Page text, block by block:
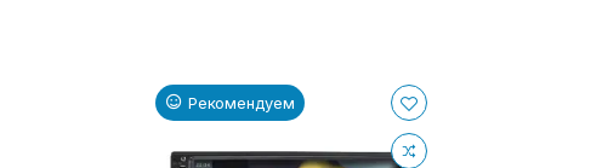
Рекомендуем